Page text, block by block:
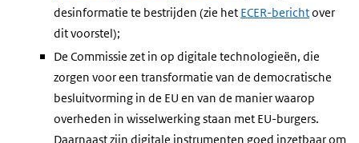
desinformatie te bestrijden (zie het ECER-berichtover
dit voorstel);
De Commissie zet in op digitale technologieën, die
zorgen voor een transformatie van de democratische
besluitvorming in de EU en van de manier waarop
overheden in wisselwerking staan met EU-burgers.
Daarnaast zijn digitale instrumenten goed inzetbaar om